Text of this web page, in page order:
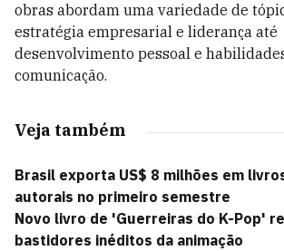
obras abordam uma variedade de
estratégia empresarial e liderança até
desenvolvimento pessoal e
comunicação.
Veja também
Brasil exporta US$ 8 milhões em
autorais no primeiro semestre
Novo livro de 'Guerreiras do K-Pop'
bastidores inéditos da animação